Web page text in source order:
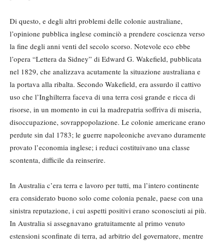
Di questo, e degli altri problemi delle colonie australiane,
l’opinione pubblica inglese cominciò a prendere coscienza verso
la fine degli anni venti del secolo scorso. Notevole eco ebbe
l’opera “Lettera da Sidney” di Edward G. Wakefield, pubblicata
nel 1829, che analizzava acutamente la situazione australiana e
la portava alla ribalta. Secondo Wakefield, era assurdo il cattivo
uso che l’Inghilterra faceva di una terra cosi grande e ricca di
risorse, in un momento in cui la madrepatria soffriva di miseria,
disoccupazione, sovrappopolazione. Le colonie americane erano
perdute sin dal 1783; le guerre napoleoniche avevano duramente
provato l’economia inglese; i reduci costituivano una classe
scontenta, difficile da reinserire.
In Australia c’era terra e lavoro per tutti, ma l’intero continente
era considerato buono solo come colonia penale, paese con una
sinistra reputazione, i cui aspetti positivi erano sconosciuti ai più.
In Australia si assegnavano gratuitamente al primo venuto
estensioni sconfinate di terra, ad arbitrio del governatore, mentre